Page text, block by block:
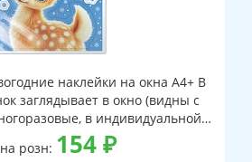
наклейки на окна А4+ В
заглядывает в окно (видны с
в индивидуальной
и клеевым клапаном)
розн: 154₽